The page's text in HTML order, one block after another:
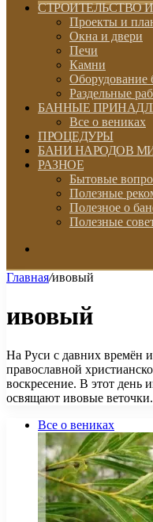
СТРОИТЕЛЬСТВО
Проекты и
Окна и двери
Печи
Камни
Оборудование
Раздельные
БАННЫЕ
Все о вениках
ПРОЦЕДУРЫ
БАНИ НАРОДОВ
РАЗНОЕ
Бытовые
Полезные
Полезное о
Полезные
Главная/ивовый
ивовый
На Руси с давних времён
православной
воскресение. В этот день
освящают ивовые
Все о вениках